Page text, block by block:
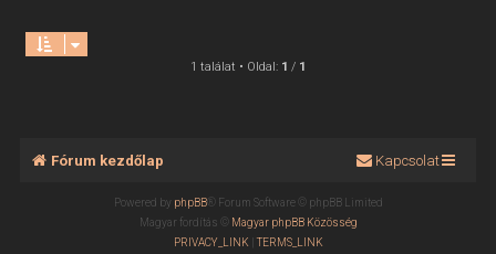
1 találat • Oldal: 1 / 1
Fórum kezdőlap Kapcsolat
Powered by phpBB® Forum Software © phpBB Limited
Magyar fordítás ©
Magyar phpBB Közösség
PRIVACY_LINK| TERMS_LINK